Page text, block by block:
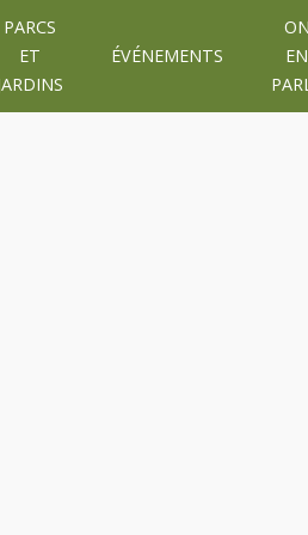
PARCS
ET
ÉVÉNEMENTS
ON
EN